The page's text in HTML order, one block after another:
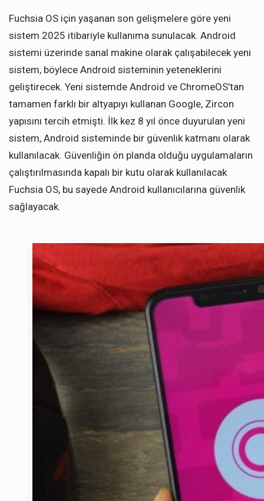
Fuchsia OS için yaşanan son gelişmelere göre yeni
sistem 2025 itibariyle kullanıma sunulacak. Android
sistemi üzerinde sanal makine olarak çalışabilecek yeni
sistem, böylece Android sisteminin yeteneklerini
geliştirecek. Yeni sistemde Android ve ChromeOS’tan
tamamen farklı bir altyapıyı kullanan Google, Zircon
yapısını tercih etmişti. İlk kez 8 yıl önce duyurulan yeni
sistem, Android sisteminde bir güvenlik katmanı olarak
kullanılacak. Güvenliğin ön planda olduğu uygulamaların
çalıştırılmasında kapalı bir kutu olarak kullanılacak
Fuchsia OS, bu sayede Android kullanıcılarına güvenlik
sağlayacak.